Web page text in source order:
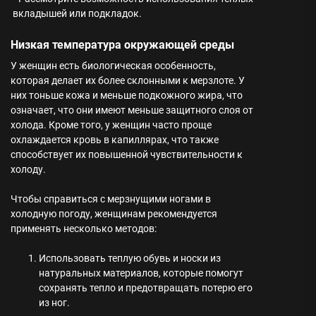
вкладышей или подкладок.
Низкая температура окружающей среды
У женщин есть биологическая особенность,
которая делает их более склонными к мерзлоте. У
них тоньше кожа и меньше подкожного жира, что
означает, что они имеют меньше защитного слоя от
холода. Кроме того, у женщин часто проще
охлаждается кровь в капиллярах, что также
способствует их повышенной чувствительности к
холоду.
Чтобы справиться с мерзнущими ногами в
холодную погоду, женщинам рекомендуется
применять несколько методов:
Использовать теплую обувь и носки из
натуральных материалов, которые помогут
сохранять тепло и предотвращать потерю его
из ног.